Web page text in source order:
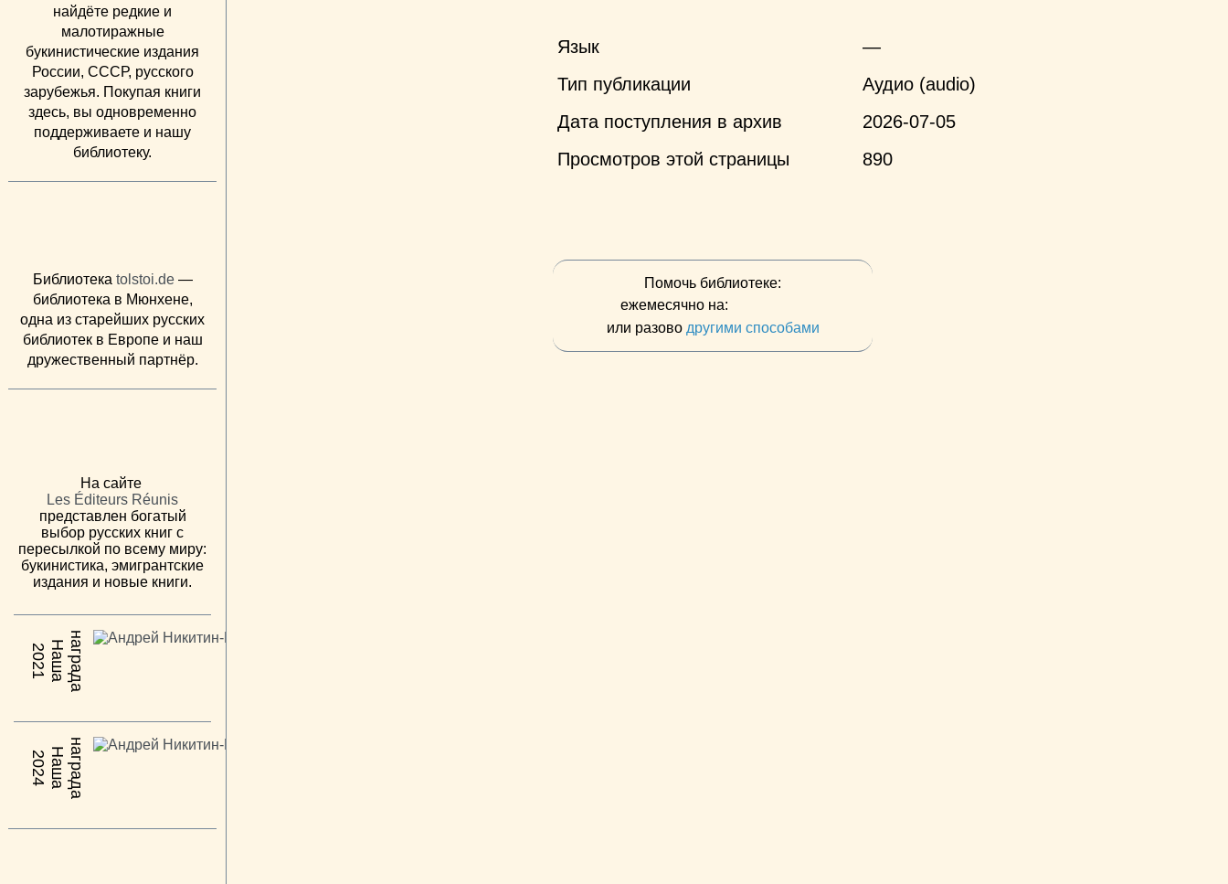
найдёте редкие и
малотиражные
букинистические издания
России, СССР, русского
зарубежья. Покупая книги
здесь, вы одновременно
поддерживаете и нашу
библиотеку.
Библиотека tolstoi.de—
библиотека в Мюнхене,
одна из старейших русских
библиотек в Европе и наш
дружественный партнёр.
На сайте
Les Éditeurs Réunis
представлен богатый
выбор русских книг с
пересылкой по всему миру:
букинистика, эмигрантские
издания и новые книги.
2021 Н
а
ш
ан
а
г
р
а
да
2024 Н
а
ш
ан
а
г
р
а
да
Язык
—
Тип публикации
Аудио (audio)
Дата поступления в архив
2026-07-05
Просмотров этой страницы
890
Помочь библиотеке:
ежемесячно на:
или разово другими способами